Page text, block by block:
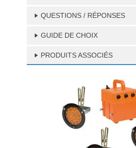
QUESTIONS / RÉPONSES
GUIDE DE CHOIX
PRODUITS ASSOCIÉS